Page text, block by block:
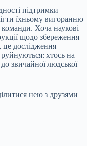
підтримки
їхньому вигоранню
Хоча наукові
щодо збереження
це дослідження
хтось на
звичайної людської
нею з друзями